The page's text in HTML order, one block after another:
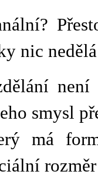
nic
smysl
má